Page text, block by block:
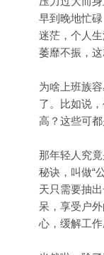
早到晚地忙
迷茫，个人
萎靡不振，这
为啥上班族
了。比如说
高？这些可都
那年轻人究
秘诀，叫做“
天只需要抽
呆，享受户
心，缓解工作